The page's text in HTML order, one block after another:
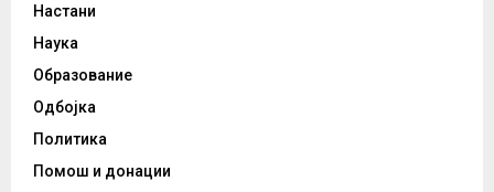
Настани
Наука
Образование
Одбојка
Политика
Помош и донации